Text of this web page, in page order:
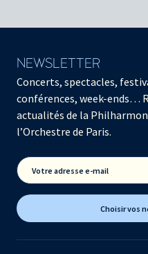
NEWSLETTER
Concerts, spectacles,
conférences, week-ends…
actualités de la
l’Orchestre de Paris.
Votre adresse e-mail
Choisir vos